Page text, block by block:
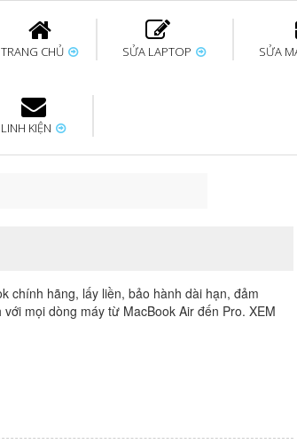
TRANG CHỦ SỬA LAPTOP
Thay màn hình Thay
SỬA
Thay pin Macbook Thay màn
Thay pin Surface Sửa Surface
LINH KIỆN
chính hãng, lấy liền, bảo hành dài hạn, đảm
mọi dòng máy từ MacBook Air đến Pro. XEM